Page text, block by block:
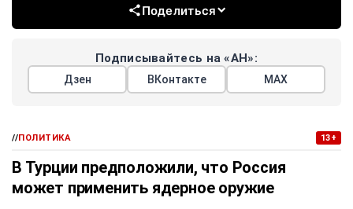
Поделиться
Подписывайтесь на «АН»:
Дзен ВКонтакте МАХ
//ПОЛИТИКА 13+
В Турции предположили, что Россия
может применить ядерное оружие